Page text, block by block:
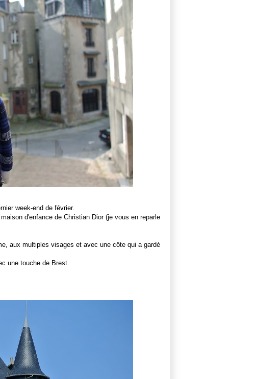
week-end de février.
d'enfance de Christian Dior (je vous en reparle
aux multiples visages et avec une côte qui a gardé
une touche de Brest.